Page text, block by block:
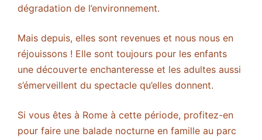
dégradation de l’environnement.
Mais depuis, elles sont revenues et nous nous en
réjouissons ! Elle sont toujours pour les enfants
une découverte enchanteresse et les adultes aussi
s’émerveillent du spectacle qu’elles donnent.
Si vous êtes à Rome à cette période, profitez-en
pour faire une balade nocturne en famille au parc